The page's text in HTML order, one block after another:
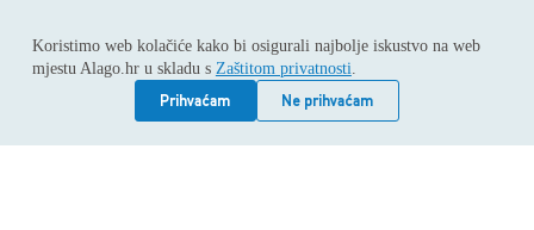
Koristimo web kolačiće kako bi osigurali najbolje iskustvo na web
mjestu Alago.hr u skladu s Zaštitom privatnosti.
Prihvaćam
Ne prihvaćam
Sva prava pridržana © 2026
Alago
ALAGO d.o.o. trgovina, usluge i zastupanje stranih tvrtki /
Adresa: Horvati 112, 10436 Rakov potok / Telefon: +385 1
6539 392 / E-mail: kontakt@alago.hr / Podaci o subjektu:
Subjekt je upisan kod Trgovačkog suda u Zagrebu pod
reg.uloškom broj 1-53420. / MBS: 080046630 / OIB: